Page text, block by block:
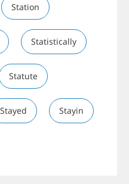
Station
Statistically
Statute
Stayed Stayin